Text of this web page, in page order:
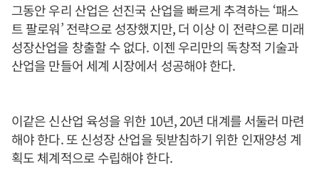
그동안 우리 산업은 선진국 산업을 빠르게 추격하는 ‘패스
트 팔로워’ 전략으로 성장했지만, 더 이상 이 전략으론 미래
성장산업을 창출할 수 없다. 이젠 우리만의 독창적 기술과
산업을 만들어 세계 시장에서 성공해야 한다.
이같은 신산업 육성을 위한 10년, 20년 대계를 서둘러 마련
해야 한다. 또 신성장 산업을 뒷받침하기 위한 인재양성 계
획도 체계적으로 수립해야 한다.